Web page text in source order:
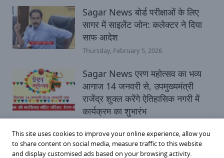
Sagar News बोर्ड परीक्षाओं के लिए
सागर में साइलेंट जोन: कलेक्टर ने दिया
साफ आदेश
Thursday, February 5, 2026
Sagar News एरण महोत्सव का भव्य
आगाज 14 जनवरी से, उपमुख्यमंत्री
राजेंद्र शुक्ल करेंगे ऐतिहासिक नगरी में
कार्यक्रम का शुभारंभ
This site uses cookies to improve your online experience, allow you
to share content on social media, measure traffic to this website
and display customised ads based on your browsing activity.